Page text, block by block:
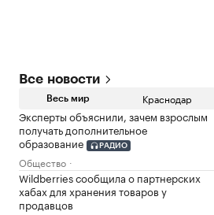
Все новости
Весь мир Краснодар
Эксперты объяснили, зачем взрослым
получать дополнительное
образование
РАДИО
Общество
Wildberries сообщила о партнерских
хабах для хранения товаров у
продавцов